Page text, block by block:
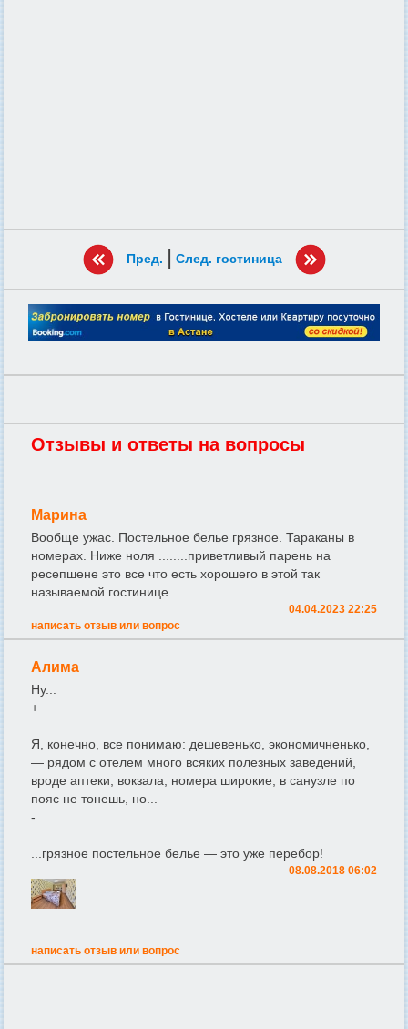
Пред. | След. гостиница
Отзывы и ответы на вопросы
Марина
Вообще ужас. Постельное белье грязное. Тараканы в
номерах. Ниже ноля ........приветливый парень на
ресепшене это все что есть хорошего в этой так
называемой гостинице
04.04.2023 22:25
написать отзыв или вопрос
Алима
Ну...
+
Я, конечно, все понимаю: дешевенько, экономичненько,
— рядом с отелем много всяких полезных заведений,
вроде аптеки, вокзала; номера широкие, в санузле по
пояс не тонешь, но...
-
...грязное постельное белье — это уже перебор!
08.08.2018 06:02
написать отзыв или вопрос